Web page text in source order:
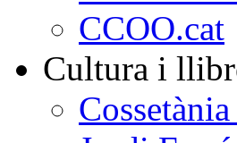
CCOO.cat
Cultura i